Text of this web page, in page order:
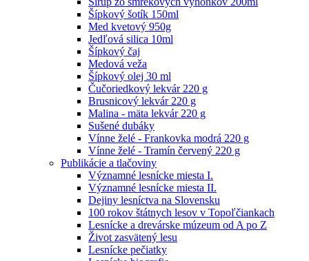
Šípkový šotík 150ml
Med kvetový 950g
Jedľová silica 10ml
Šípkový čaj
Medová veža
Šípkový olej 30 ml
Čučoriedkový lekvár 220 g
Brusnicový lekvár 220 g
Malina - mäta lekvár 220 g
Sušené dubáky
Vínne želé - Frankovka modrá 220 g
Vínne želé - Tramín červený 220 g
Publikácie a tlačoviny
Významné lesnícke miesta I.
Významné lesnícke miesta II.
Dejiny lesníctva na Slovensku
100 rokov štátnych lesov v Topoľčiankach
Lesnícke a drevárske múzeum od A po Z
Život zasvätený lesu
Lesnícke pečiatky